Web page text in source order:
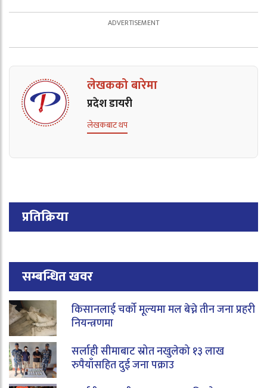
लेखकको बारेमा
प्रदेश डायरी
लेखकबाट थप
प्रतिक्रिया
सम्बन्धित खवर
किसानलाई चर्को मूल्यमा मल बेच्ने तीन जना प्रहरी
नियन्त्रणमा
सर्लाही सीमाबाट स्रोत नखुलेको १३ लाख
रुपैयाँसहित दुई जना पक्राउ